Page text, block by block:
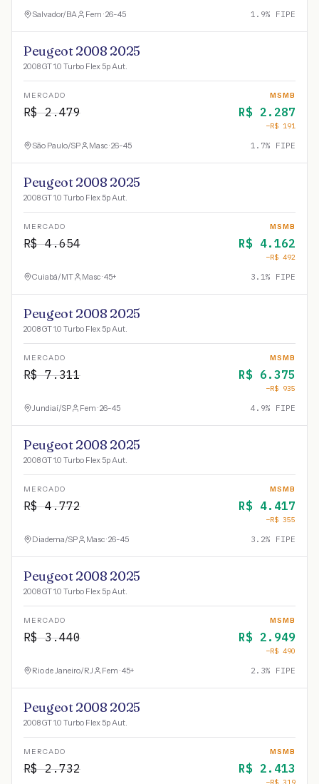
Salvador/BA Fem · 26-45 1.9% FIPE
Peugeot 2008 2025
2008 GT 1.0 Turbo Flex 5p Aut.
MERCADO
R$2.479
MSMB
R$ 2.287
−R$ 191
São Paulo/SP Masc · 26-45 1.7% FIPE
Peugeot 2008 2025
2008 GT 1.0 Turbo Flex 5p Aut.
MERCADO
R$4.654
MSMB
R$ 4.162
−R$ 492
Cuiabá/MT Masc · 45+ 3.1% FIPE
Peugeot 2008 2025
2008 GT 1.0 Turbo Flex 5p Aut.
MERCADO
R$7.311
MSMB
R$ 6.375
−R$ 935
Jundiaí/SP Fem · 26-45 4.9% FIPE
Peugeot 2008 2025
2008 GT 1.0 Turbo Flex 5p Aut.
MERCADO
R$4.772
MSMB
R$ 4.417
−R$ 355
Diadema/SP Masc · 26-45 3.2% FIPE
Peugeot 2008 2025
2008 GT 1.0 Turbo Flex 5p Aut.
MERCADO
R$3.440
MSMB
R$ 2.949
−R$ 490
Rio de Janeiro/RJ Fem · 45+ 2.3% FIPE
Peugeot 2008 2025
2008 GT 1.0 Turbo Flex 5p Aut.
MERCADO
R$2.732
MSMB
R$ 2.413